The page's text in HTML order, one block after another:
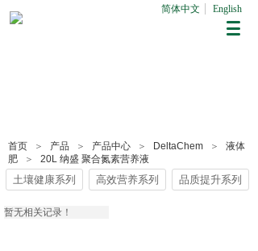
首页 ＞ 产品 ＞ 产品中心 ＞ DeltaChem ＞
液体
肥
＞ 20L 纳盛 聚合氮素营养液
土壤健康系列 高效营养系列 品质提升系列
暂无相关记录！
简体中文 English